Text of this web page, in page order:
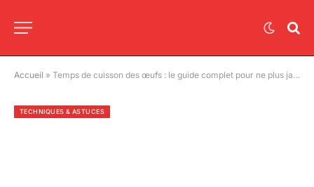
Accueil » Temps de cuisson des œufs : le guide complet pour ne plus jamais les rater
TECHNIQUES & ASTUCES